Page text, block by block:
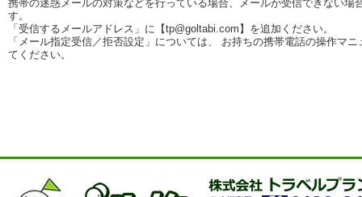
携帯の迷惑メールの対策などを行っている場合、メールが受信できない場
す。
「受信するメールアドレス」に【tp@goltabi.com】を追加ください。
「メール指定受信／拒否設定」については、 お持ちの携帯電話の操作マ
てください。